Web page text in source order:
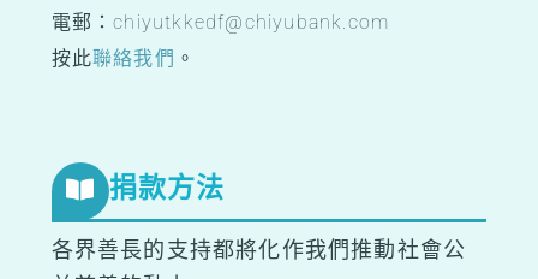
電郵：chiyutkkedf@chiyubank.com
按此聯絡我們 。
捐款方法
各界善長的支持都將化作我們推動社會公